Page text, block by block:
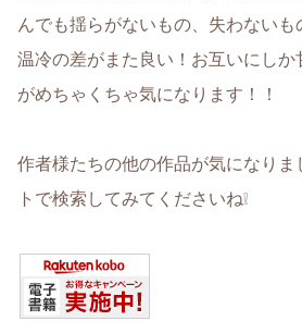
んでも揺らがないもの、失わないも
温冷の差がまた良い！お互いにしか
がめちゃくちゃ気になります！！
作者様たちの他の作品が気になりま
トで検索してみてくださいね❕